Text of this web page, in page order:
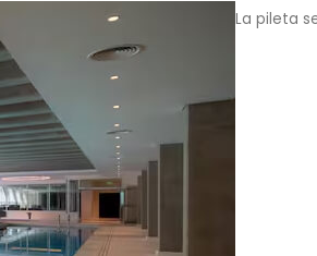
La pileta